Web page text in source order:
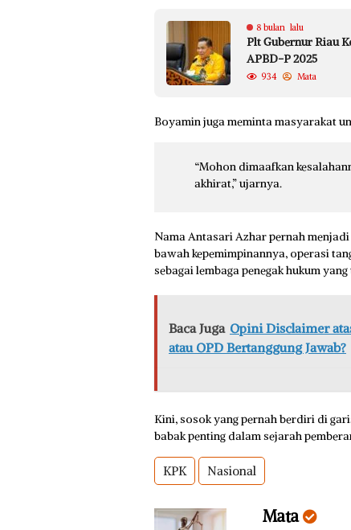
8 bulan lalu
Plt Gubernur Riau
APBD-P 2025
934 Mata
Boyamin juga meminta masyarakat
“Mohon dimaafkan
akhirat,” ujarnya.
Nama Antasari Azhar pernah
bawah kepemimpinannya, operasi
sebagai lembaga penegak hukum
Baca Juga Opini Disclaimer
atau OPD Bertanggung Jawab?
Kini, sosok yang pernah berdiri di
babak penting dalam sejarah
KPK Nasional
Mata